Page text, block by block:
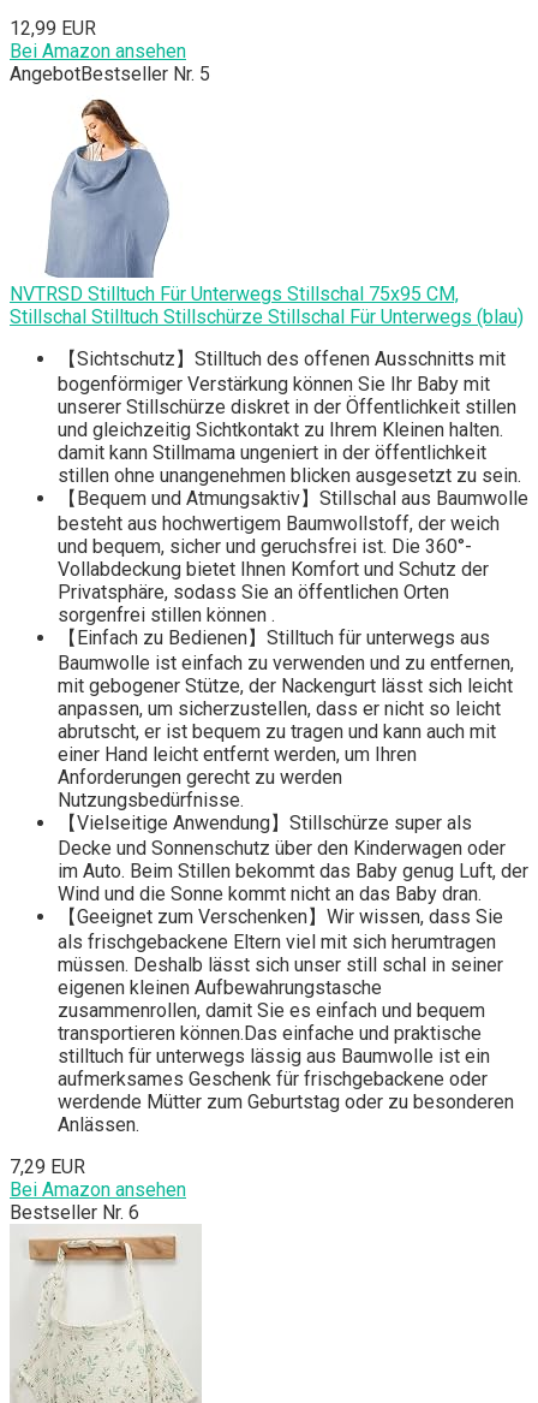
12,99 EUR
Bei Amazon ansehen
AngebotBestseller Nr. 5
NVTRSD Stilltuch Für Unterwegs Stillschal 75x95 CM,
Stillschal Stilltuch Stillschürze Stillschal Für Unterwegs (blau)
【Sichtschutz】Stilltuch des offenen Ausschnitts mit
bogenförmiger Verstärkung können Sie Ihr Baby mit
unserer Stillschürze diskret in der Öffentlichkeit stillen
und gleichzeitig Sichtkontakt zu Ihrem Kleinen halten.
damit kann Stillmama ungeniert in der öffentlichkeit
stillen ohne unangenehmen blicken ausgesetzt zu sein.
【Bequem und Atmungsaktiv】Stillschal aus Baumwolle
besteht aus hochwertigem Baumwollstoff, der weich
und bequem, sicher und geruchsfrei ist. Die 360°-
Vollabdeckung bietet Ihnen Komfort und Schutz der
Privatsphäre, sodass Sie an öffentlichen Orten
sorgenfrei stillen können .
【Einfach zu Bedienen】Stilltuch für unterwegs aus
Baumwolle ist einfach zu verwenden und zu entfernen,
mit gebogener Stütze, der Nackengurt lässt sich leicht
anpassen, um sicherzustellen, dass er nicht so leicht
abrutscht, er ist bequem zu tragen und kann auch mit
einer Hand leicht entfernt werden, um Ihren
Anforderungen gerecht zu werden
Nutzungsbedürfnisse.
【Vielseitige Anwendung】Stillschürze super als
Decke und Sonnenschutz über den Kinderwagen oder
im Auto. Beim Stillen bekommt das Baby genug Luft, der
Wind und die Sonne kommt nicht an das Baby dran.
【Geeignet zum Verschenken】Wir wissen, dass Sie
als frischgebackene Eltern viel mit sich herumtragen
müssen. Deshalb lässt sich unser still schal in seiner
eigenen kleinen Aufbewahrungstasche
zusammenrollen, damit Sie es einfach und bequem
transportieren können.Das einfache und praktische
stilltuch für unterwegs lässig aus Baumwolle ist ein
aufmerksames Geschenk für frischgebackene oder
werdende Mütter zum Geburtstag oder zu besonderen
Anlässen.
7,29 EUR
Bei Amazon ansehen
Bestseller Nr. 6